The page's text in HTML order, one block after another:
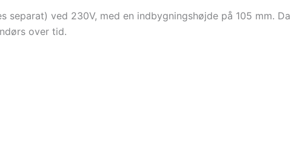
ved 230V, med en indbygningshøjde på 105 mm.
over tid.